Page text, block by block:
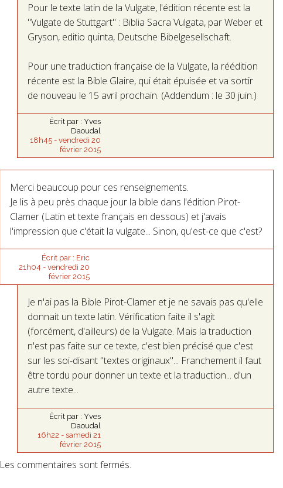
Pour le texte latin de la Vulgate, l'édition récente est la
"Vulgate de Stuttgart" : Biblia Sacra Vulgata, par Weber et
Gryson, editio quinta, Deutsche Bibelgesellschaft.
Pour une traduction française de la Vulgate, la réédition
récente est la Bible Glaire, qui était épuisée et va sortir
de nouveau le 15 avril prochain. (Addendum : le 30 juin.)
Écrit par : Yves
Daoudal
18h45- vendredi 20
février 2015
Merci beaucoup pour ces renseignements.
Je lis à peu près chaque jour la bible dans l'édition Pirot-
Clamer (Latin et texte français en dessous) et j'avais
l'impression que c'était la vulgate... Sinon, qu'est-ce que c'est?
Écrit par : Eric
21h04 - vendredi 20
février 2015
Je n'ai pas la Bible Pirot-Clamer et je ne savais pas qu'elle
donnait un texte latin. Vérification faite il s'agit
(forcément, d'ailleurs) de la Vulgate. Mais la traduction
n'est pas faite sur ce texte, c'est bien précisé que c'est
sur les soi-disant "textes originaux"... Franchement il faut
être tordu pour donner un texte et la traduction... d'un
autre texte...
Écrit par : Yves
Daoudal
16h22 - samedi 21
février 2015
Les commentaires sont fermés.